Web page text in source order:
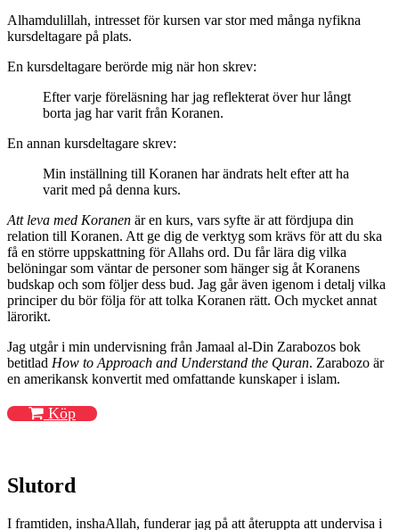
Alhamdulillah, intresset för kursen var stor med många nyfikna
kursdeltagare på plats.
En kursdeltagare berörde mig när hon skrev:
Efter varje föreläsning har jag reflekterat över hur långt
borta jag har varit från Koranen.
En annan kursdeltagare skrev:
Min inställning till Koranen har ändrats helt efter att ha
varit med på denna kurs.
Att leva med Koranen är en kurs, vars syfte är att fördjupa din
relation till Koranen. Att ge dig de verktyg som krävs för att du ska
få en större uppskattning för Allahs ord. Du får lära dig vilka
belöningar som väntar de personer som hänger sig åt Koranens
budskap och som följer dess bud. Jag går även igenom i detalj vilka
principer du bör följa för att tolka Koranen rätt. Och mycket annat
lärorikt.
Jag utgår i min undervisning från Jamaal al-Din Zarabozos bok
betitlad How to Approach and Understand the Quran. Zarabozo är
en amerikansk konvertit med omfattande kunskaper i islam.
Köp
Slutord
I framtiden, inshaAllah, funderar jag på att återuppta att undervisa i